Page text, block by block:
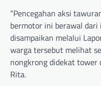
“Pencegahan aksi
bermotor ini berawal
disampaikan melalui
warga tersebut melihat
nongkrong didekat tower
Rita.